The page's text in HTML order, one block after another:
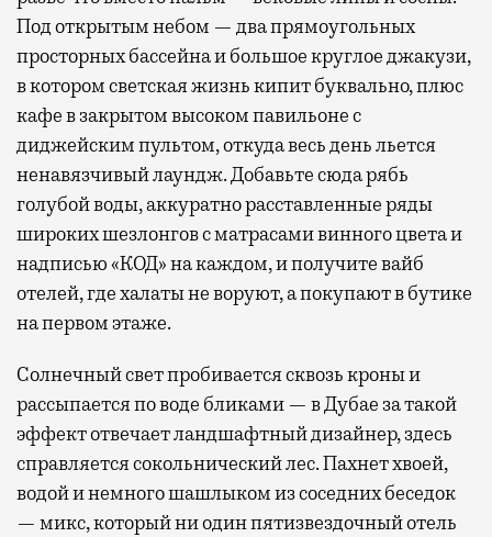
Под открытым небом — два прямоугольных
просторных бассейна и большое круглое джакузи,
в котором светская жизнь кипит буквально, плюс
кафе в закрытом высоком павильоне с
диджейским пультом, откуда весь день льется
ненавязчивый лаундж. Добавьте сюда рябь
голубой воды, аккуратно расставленные ряды
широких шезлонгов с матрасами винного цвета и
надписью «КОД» на каждом, и получите вайб
отелей, где халаты не воруют, а покупают в бутике
на первом этаже.
Солнечный свет пробивается сквозь кроны и
рассыпается по воде бликами — в Дубае за такой
эффект отвечает ландшафтный дизайнер, здесь
справляется сокольнический лес. Пахнет хвоей,
водой и немного шашлыком из соседних беседок
— микс, который ни один пятизвездочный отель